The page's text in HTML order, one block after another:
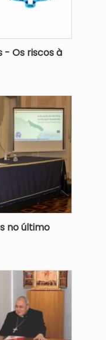
- Os riscos à
no último